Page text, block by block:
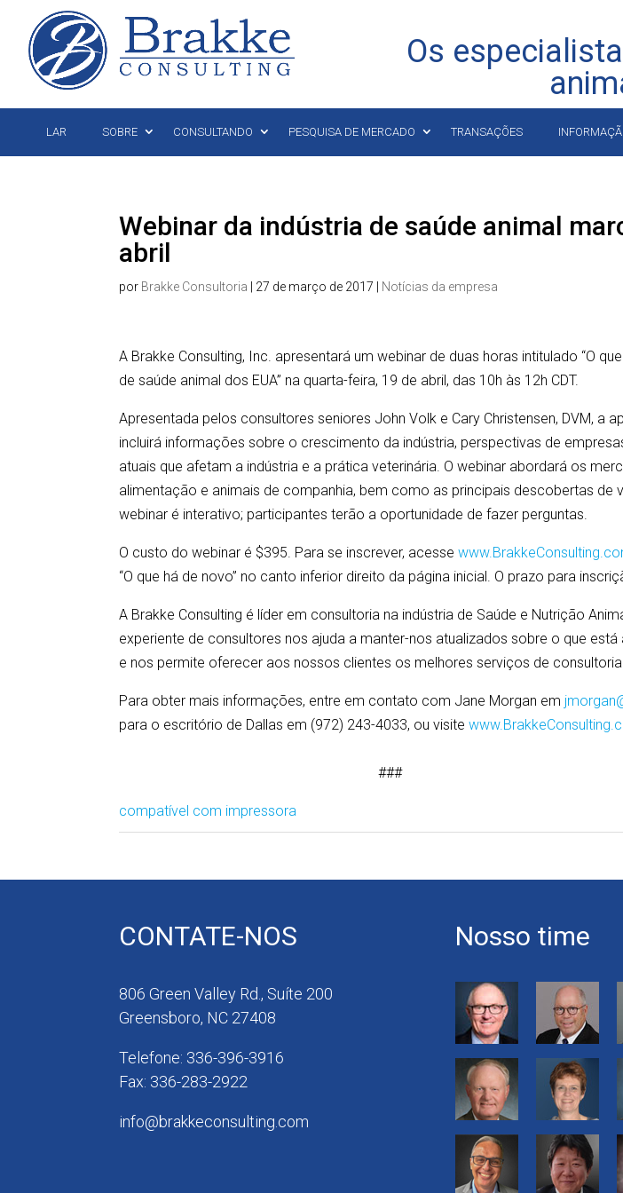
Os
LAR SOBRE CONSULTANDO PESQUISA DE MERCADO TRANSAÇÕES
Webinar da indústria de saúde animal
abril
por Brakke Consultoria 27 de março de 2017 Notícias da empresa
A Brakke Consulting, Inc. apresentará um webinar de duas horas intitulado “O
de saúde animal dos EUA” na quarta-feira, 19 de abril, das 10h às 12h CDT.
Apresentada pelos consultores seniores John Volk e Cary Christensen, DVM, a
incluirá informações sobre o crescimento da indústria, perspectivas de
atuais que afetam a indústria e a prática veterinária. O webinar abordará os
alimentação e animais de companhia, bem como as principais descobertas de
webinar é interativo; participantes terão a oportunidade de fazer perguntas.
O custo do webinar é $395. Para se inscrever, acesse
“O que há de novo” no canto inferior direito da página inicial. O prazo para
A Brakke Consulting é líder em consultoria na indústria de Saúde e Nutrição
experiente de consultores nos ajuda a manter-nos atualizados sobre o que
e nos permite oferecer aos nossos clientes os melhores serviços de
Para obter mais informações, entre em contato com Jane Morgan em
para o escritório de Dallas em (972) 243-4033, ou visite
###
compatível com impressora
CONTATE-NOS
806 Green Valley Rd., Suíte 200
Greensboro, NC 27408
Telefone: 336-396-3916
Fax: 336-283-2922
info@brakkeconsulting.com
Nosso time